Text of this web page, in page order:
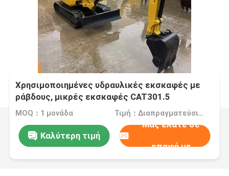
Χρησιμοποιημένες υδραυλικές εκσκαφές με
ράβδους, μικρές εκσκαφές CAT301.5
Εξαγωγικές πωλήσεις
MOQ：1 μονάδα Τιμή：Διαπραγματεύσιμος
Καλύτερη τιμή
Μας ελάτε σε
επαφή με